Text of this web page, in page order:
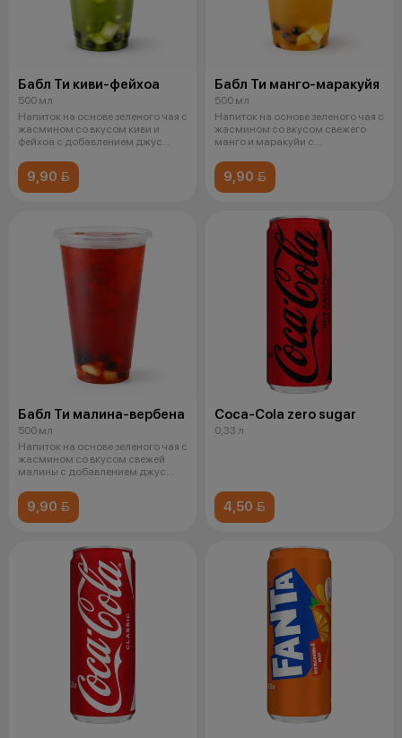
Бабл Ти киви-фейхоа
500 мл
Напиток на основе зеленого чая с
жасмином со вкусом киви и
фейхоа с добавлением джус
9,90 
Бабл Ти манго-маракуйя
500 мл
Напиток на основе зеленого чая с
жасмином со вкусом свежего
манго и маракуйи с
9,90 
Бабл Ти малина-вербена
500 мл
Напиток на основе зеленого чая с
жасмином со вкусом свежей
малины с добавлением джус
9,90 
Coca-Cola zero sugar
0,33 л
4,50 